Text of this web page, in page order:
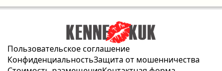
Пользовательское соглашение
КонфиденциальностьЗащита от мошенничества